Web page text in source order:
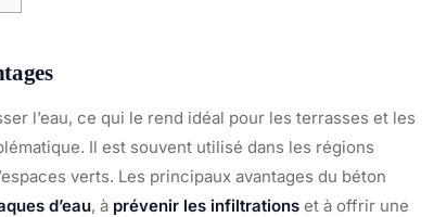
l’eau, ce qui le rend idéal pour les terrasses et les
Il est souvent utilisé dans les régions
verts. Les principaux avantages du béton
d’eau, à prévenir les infiltrations et à offrir une